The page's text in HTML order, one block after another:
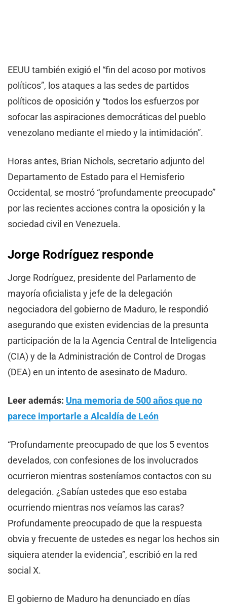
EEUU también exigió el “fin del acoso por motivos
políticos”, los ataques a las sedes de partidos
políticos de oposición y “todos los esfuerzos por
sofocar las aspiraciones democráticas del pueblo
venezolano mediante el miedo y la intimidación”.
Horas antes, Brian Nichols, secretario adjunto del
Departamento de Estado para el Hemisferio
Occidental, se mostró “profundamente preocupado”
por las recientes acciones contra la oposición y la
sociedad civil en Venezuela.
Jorge Rodríguez responde
Jorge Rodríguez, presidente del Parlamento de
mayoría oficialista y jefe de la delegación
negociadora del gobierno de Maduro, le respondió
asegurando que existen evidencias de la presunta
participación de la la Agencia Central de Inteligencia
(CIA) y de la Administración de Control de Drogas
(DEA) en un intento de asesinato de Maduro.
Leer además: Una memoria de 500 años que no
parece importarle a Alcaldía de León
“Profundamente preocupado de que los 5 eventos
develados, con confesiones de los involucrados
ocurrieron mientras sosteníamos contactos con su
delegación. ¿Sabían ustedes que eso estaba
ocurriendo mientras nos veíamos las caras?
Profundamente preocupado de que la respuesta
obvia y frecuente de ustedes es negar los hechos sin
siquiera atender la evidencia”, escribió en la red
social X.
El gobierno de Maduro ha denunciado en días